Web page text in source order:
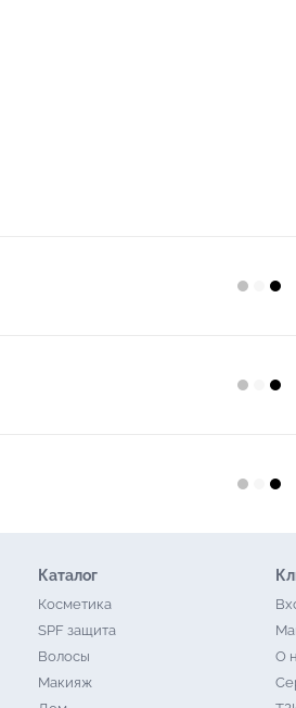
Каталог
Косметика
SPF защита
Волосы
Макияж
О